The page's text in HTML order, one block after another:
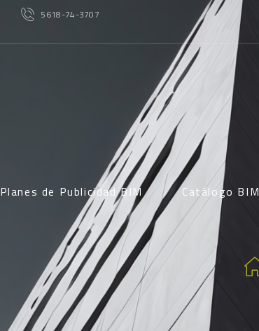
5618-74-3707
Planes de Publicidad BIM Catálogo BIM